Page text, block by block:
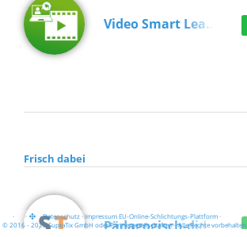
Video Smart Lea…
Frisch dabei
Pädagogisch-did…
· · ·Datenschutz·Impressum EU-Online-Schlichtungs-Plattform·
© 2016 - 2026 SupraTix GmbH oder Partnergesellschaften - Alle Rechte vorbehalten.